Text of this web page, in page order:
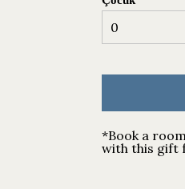
*Book a
with this gift